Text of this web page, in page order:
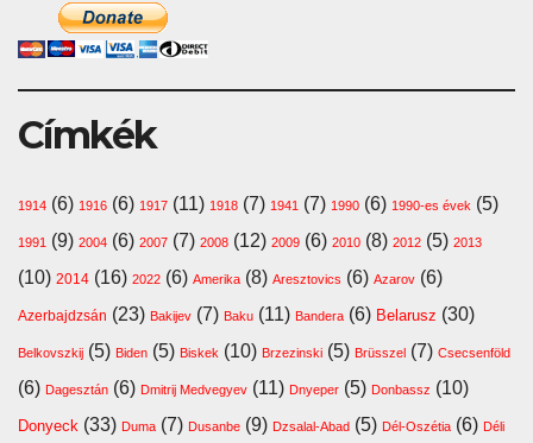
Címkék
1914 (6) 1916 (6) 1917 (11) 1918 (7) 1941 (7) 1990 (6) 1990-es évek (5)
1991 (9) 2004 (6) 2007 (7) 2008 (12) 2009 (6) 2010 (8) 2012 (5) 2013
(10) 2014 (16) 2022 (6) Amerika (8) Aresztovics (6) Azarov (6)
Azerbajdzsán (23) Bakijev (7) Baku (11) Bandera (6) Belarusz (30)
Belkovszkij (5) Biden (5) Biskek (10) Brzezinski (5) Brüsszel (7) Csecsenföld
(6) Dagesztán (6) Dmitrij Medvegyev (11) Dnyeper (5) Donbassz (10)
Donyeck (33) Duma (7) Dusanbe (9) Dzsalal-Abad (5) Dél-Oszétia (6) Déli